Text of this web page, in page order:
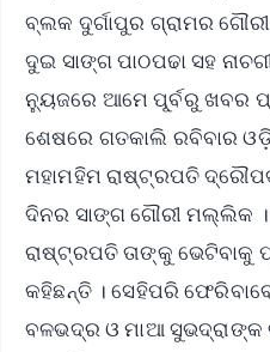
ବ୍ଲକ ଦୁର୍ଗାପୁର ଗ୍ରାମର
ଦୁଇ ସାଙ୍ଗ ପାଠପଢା ସହ
ନ୍ୟୁଜରେ ଆମେ ପୂ୍ର୍ବରୁ ଖବର
ଶେଷରେ ଗତକାଲି ରବିବାର
ମହାମହିମ ରାଷ୍ଟ୍ରପତି
ଦିନର ସାଙ୍ଗ ଗୌରୀ ମଲ୍ଲିକ ।
ରାଷ୍ଟ୍ରପତି ତାଙ୍କୁ ଭେଟିବାକୁ
କହିଛନ୍ତି । ସେହିପରି
ବଳଭଦ୍ର ଓ ମାଆ ସୁଭଦ୍ରାଙ୍କ